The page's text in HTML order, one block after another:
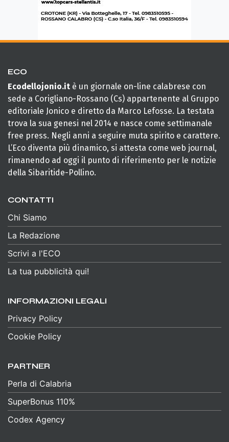
ECO
Ecodellojonio.it è un giornale on-line calabrese con
sede a Corigliano-Rossano (Cs) appartenente al Gruppo
editoriale Jonico e diretto da Marco Lefosse. La testata
trova la sua genesi nel 2014 e nasce come settimanale
free press. Negli anni a seguire muta spirito e carattere.
L’Eco diventa più dinamico, si attesta come web journal,
rimanendo ad oggi il punto di riferimento per le notizie
della Sibaritide-Pollino.
CONTATTI
Chi Siamo
La Redazione
Scrivi a l'ECO
La tua pubblicità qui!
INFORMAZIONI LEGALI
Privacy Policy
Cookie Policy
PARTNER
Perla di Calabria
SuperBonus 110%
Codex Agency